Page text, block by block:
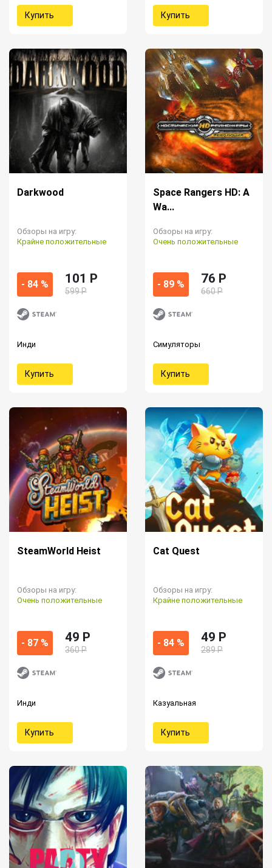
Купить Купить
Darkwood
Обзоры на игру:
Крайне положительные
- 84 % 101 P
599 Р
Инди
Купить
Space Rangers HD: A
Wa...
Обзоры на игру:
Очень положительные
- 89 % 76 P
660 Р
Симуляторы
Купить
SteamWorld Heist
Обзоры на игру:
Очень положительные
- 87 % 49 P
360 Р
Инди
Купить
Cat Quest
Обзоры на игру:
Крайне положительные
- 84 % 49 P
289 Р
Казуальная
Купить